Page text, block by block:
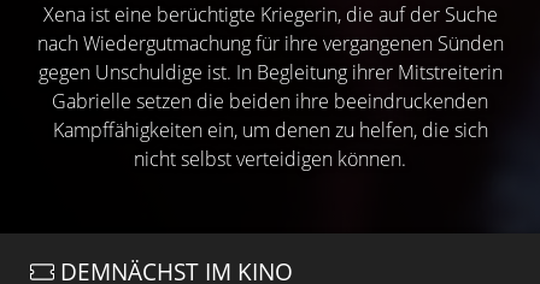
Xena ist eine berüchtigte Kriegerin, die auf der Suche
nach Wiedergutmachung für ihre vergangenen Sünden
gegen Unschuldige ist. In Begleitung ihrer Mitstreiterin
Gabrielle setzen die beiden ihre beeindruckenden
Kampffähigkeiten ein, um denen zu helfen, die sich
nicht selbst verteidigen können.
DEMNÄCHST IM KINO